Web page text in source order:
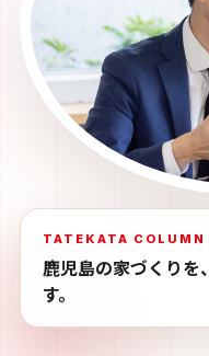
TATEKATA COLUMN
鹿児島の家づくりを
す。